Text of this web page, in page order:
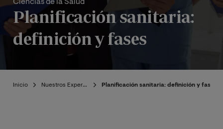
Ciencias de la Salud
Planificación sanitaria:
definición y fases
Inicio Nuestros Expertos Planificación sanitaria: definición y fases